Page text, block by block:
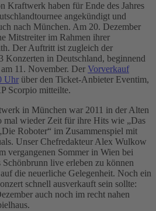
Kraftwerk haben für Ende des Jahres
angekündigt und
nach München. Am 20. Dezember
Mitstreiter im Rahmen ihrer
Der Auftritt ist zugleich der
Konzerten in Deutschland, beginnend
11. November. Der Vorverkauf
Uhr über den Ticket-Anbieter Eventim,
Scorpio mitteilte.
in München war 2011 in der Alten
mal wieder Zeit für ihre Hits wie „Das
Roboter“ im Zusammenspiel mit
Unser Chefredakteur Alex Wulkow
vergangenen Sommer in Wien bei
live erleben zu können
die neuerliche Gelegenheit. Noch ein
schnell ausverkauft sein sollte:
auch noch im recht nahen